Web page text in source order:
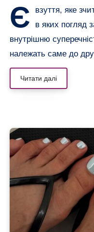
Є
взуття, яке
в яких погляд
внутрішню
належать саме до
Читати далі